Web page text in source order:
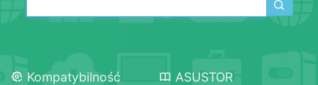
Kompatybilność
ASUSTOR